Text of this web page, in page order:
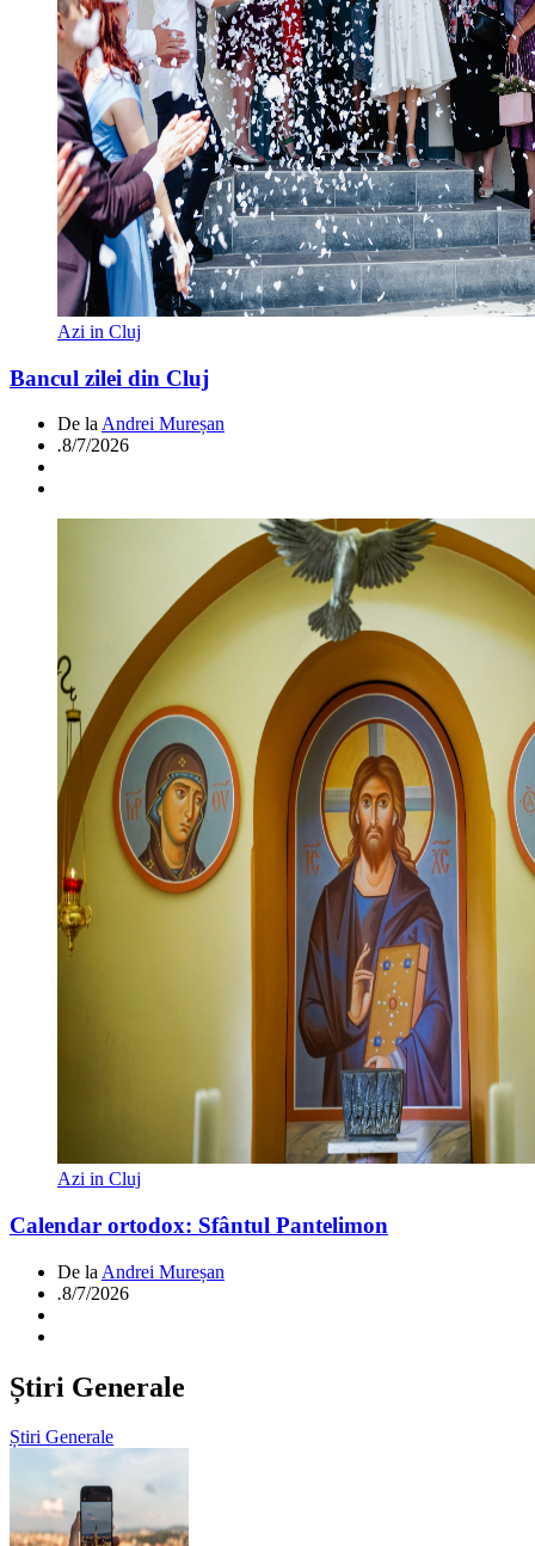
Azi in Cluj
Bancul zilei din Cluj
De la Andrei Mureșan
.8/7/2026
Azi in Cluj
Calendar ortodox: Sfântul Pantelimon
De la Andrei Mureșan
.8/7/2026
Știri Generale
Știri Generale